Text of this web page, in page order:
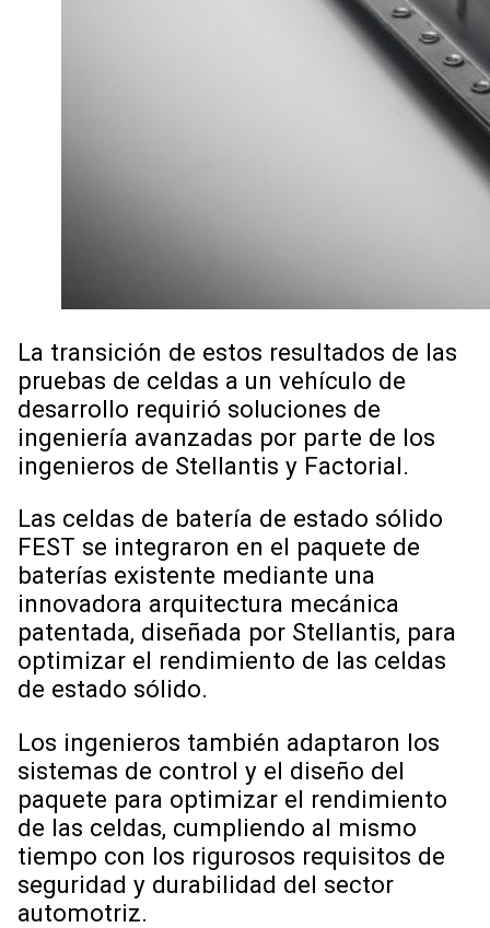
La transición de estos resultados de las
pruebas de celdas a un vehículo de
desarrollo requirió soluciones de
ingeniería avanzadas por parte de los
ingenieros de Stellantis y Factorial.
Las celdas de batería de estado sólido
FEST se integraron en el paquete de
baterías existente mediante una
innovadora arquitectura mecánica
patentada, diseñada por Stellantis, para
optimizar el rendimiento de las celdas
de estado sólido.
Los ingenieros también adaptaron los
sistemas de control y el diseño del
paquete para optimizar el rendimiento
de las celdas, cumpliendo al mismo
tiempo con los rigurosos requisitos de
seguridad y durabilidad del sector
automotriz.